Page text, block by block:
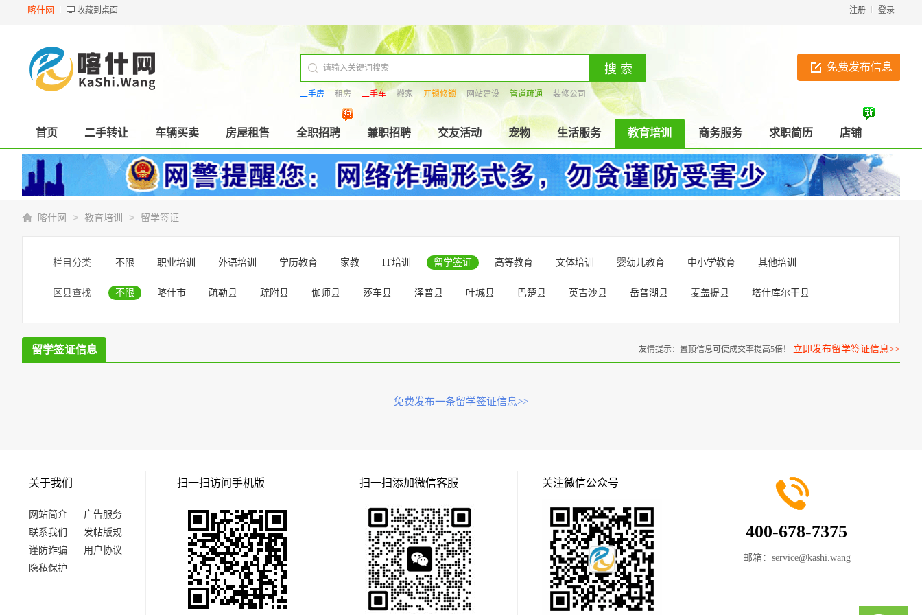
喀什网 收藏到桌面 登录
注册
免费发布信息
二手房 租房 二手车 搬家 开锁修锁 网站建设 管道疏通 装修公司
首页 二手转让 车辆买卖 房屋租售 全职招聘 兼职招聘 交友活动 宠物 生活服务 教育培训 商务服务 求职简历 店铺
喀什网 > 教育培训 > 留学签证
栏目分类 不限 职业培训 外语培训 学历教育 家教 IT培训 留学签证 高等教育 文体培训 婴幼儿教育 中小学教育 其他培训
区县查找 不限 喀什市 疏勒县 疏附县 伽师县 莎车县 泽普县 叶城县 巴楚县 英吉沙县 岳普湖县 麦盖提县 塔什库尔干县
留学签证信息 友情提示：置顶信息可使成交率提高5倍！ 立即发布留学签证信息>>
免费发布一条留学签证信息>>
关于我们
网站简介
广告服务
联系我们
发帖版规
谨防诈骗
用户协议
隐私保护
扫一扫访问手机版 扫一扫添加微信客服 关注微信公众号
400-678-7375
邮箱： service@kashi.wang